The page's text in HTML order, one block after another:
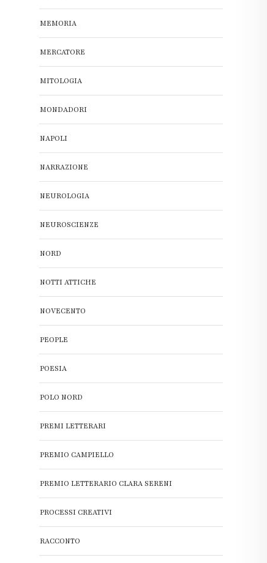
MEMORIA
MERCATORE
MITOLOGIA
MONDADORI
NAPOLI
NARRAZIONE
NEUROLOGIA
NEUROSCIENZE
NORD
NOTTI ATTICHE
NOVECENTO
PEOPLE
POESIA
POLO NORD
PREMI LETTERARI
PREMIO CAMPIELLO
PREMIO LETTERARIO CLARA SERENI
PROCESSI CREATIVI
RACCONTO